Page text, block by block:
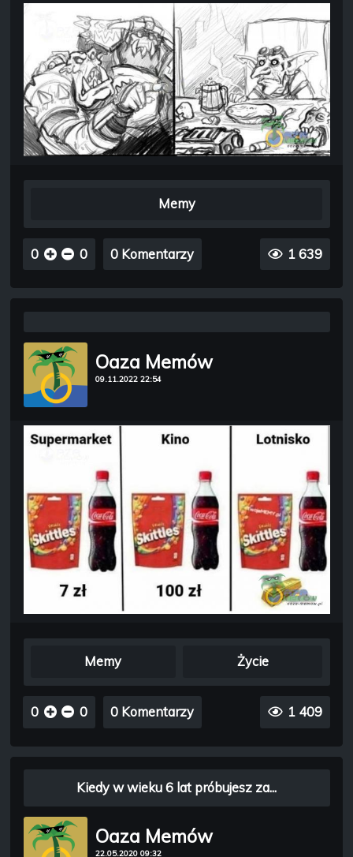
Memy
0 0 0 Komentarzy 1 639
Oaza Memów
09.11.2022 22:54
Memy Życie
0 0 0 Komentarzy 1 409
Oaza Memów
22.05.2020 09:32
Kiedy w wieku 6 lat próbujesz za...